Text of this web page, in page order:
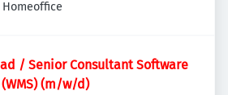
/ Senior Consultant Software
(m/w/d)